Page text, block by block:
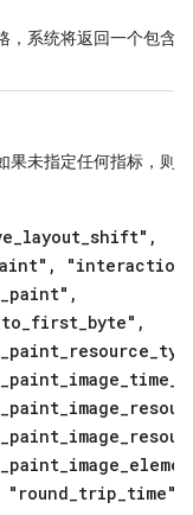
，系统将返回一个包含
果未指定任何指标，则